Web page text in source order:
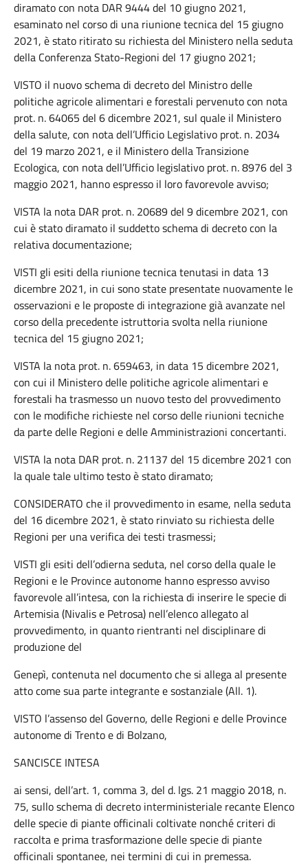
diramato con nota DAR 9444 del 10 giugno 2021,
esaminato nel corso di una riunione tecnica del 15 giugno
2021, è stato ritirato su richiesta del Ministero nella seduta
della Conferenza Stato-Regioni del 17 giugno 2021;
VISTO il nuovo schema di decreto del Ministro delle
politiche agricole alimentari e forestali pervenuto con nota
prot. n. 64065 del 6 dicembre 2021, sul quale il Ministero
della salute, con nota dell’Ufficio Legislativo prot. n. 2034
del 19 marzo 2021, e il Ministero della Transizione
Ecologica, con nota dell’Ufficio legislativo prot. n. 8976 del 3
maggio 2021, hanno espresso il loro favorevole avviso;
VISTA la nota DAR prot. n. 20689 del 9 dicembre 2021, con
cui è stato diramato il suddetto schema di decreto con la
relativa documentazione;
VISTI gli esiti della riunione tecnica tenutasi in data 13
dicembre 2021, in cui sono state presentate nuovamente le
osservazioni e le proposte di integrazione già avanzate nel
corso della precedente istruttoria svolta nella riunione
tecnica del 15 giugno 2021;
VISTA la nota prot. n. 659463, in data 15 dicembre 2021,
con cui il Ministero delle politiche agricole alimentari e
forestali ha trasmesso un nuovo testo del provvedimento
con le modifiche richieste nel corso delle riunioni tecniche
da parte delle Regioni e delle Amministrazioni concertanti.
VISTA la nota DAR prot. n. 21137 del 15 dicembre 2021 con
la quale tale ultimo testo è stato diramato;
CONSIDERATO che il provvedimento in esame, nella seduta
del 16 dicembre 2021, è stato rinviato su richiesta delle
Regioni per una verifica dei testi trasmessi;
VISTI gli esiti dell’odierna seduta, nel corso della quale le
Regioni e le Province autonome hanno espresso avviso
favorevole all’intesa, con la richiesta di inserire le specie di
Artemisia (Nivalis e Petrosa) nell’elenco allegato al
provvedimento, in quanto rientranti nel disciplinare di
produzione del
Genepì, contenuta nel documento che si allega al presente
atto come sua parte integrante e sostanziale (All. 1).
VISTO l’assenso del Governo, delle Regioni e delle Province
autonome di Trento e di Bolzano,
SANCISCE INTESA
ai sensi, dell’art. 1, comma 3, del d. lgs. 21 maggio 2018, n.
75, sullo schema di decreto interministeriale recante Elenco
delle specie di piante officinali coltivate nonché criteri di
raccolta e prima trasformazione delle specie di piante
officinali spontanee, nei termini di cui in premessa.